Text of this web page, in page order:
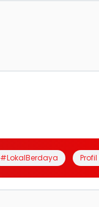
#LokalBerdaya